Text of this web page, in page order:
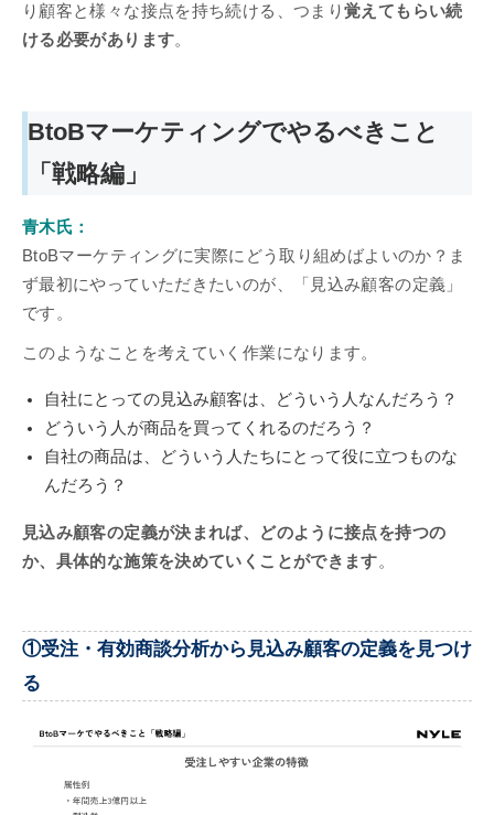
り顧客と様々な接点を持ち続ける、つまり覚えてもらい続
ける必要があります。
BtoBマーケティングでやるべきこと
「戦略編」
青木氏：
BtoBマーケティングに実際にどう取り組めばよいのか？ま
ず最初にやっていただきたいのが、「見込み顧客の定義」
です。
このようなことを考えていく作業になります。
自社にとっての見込み顧客は、どういう人なんだろう？
どういう人が商品を買ってくれるのだろう？
自社の商品は、どういう人たちにとって役に立つものな
んだろう？
見込み顧客の定義が決まれば、どのように接点を持つの
か、具体的な施策を決めていくことができます。
①受注・有効商談分析から見込み顧客の定義を見つけ
る